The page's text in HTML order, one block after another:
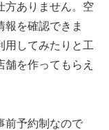
方ありません。空
報を確認できま
用してみたりと工
を作ってもらえ
前予約制なので